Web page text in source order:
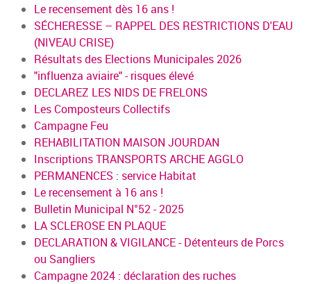
Le recensement dès 16 ans !
SÉCHERESSE – RAPPEL DES RESTRICTIONS D'EAU
(NIVEAU CRISE)
Résultats des Elections Municipales 2026
"influenza aviaire" - risques élevé
DECLAREZ LES NIDS DE FRELONS
Les Composteurs Collectifs
Campagne Feu
REHABILITATION MAISON JOURDAN
Inscriptions TRANSPORTS ARCHE AGGLO
PERMANENCES : service Habitat
Le recensement à 16 ans !
Bulletin Municipal N°52 - 2025
LA SCLEROSE EN PLAQUE
DECLARATION & VIGILANCE - Détenteurs de Porcs
ou Sangliers
Campagne 2024 : déclaration des ruches